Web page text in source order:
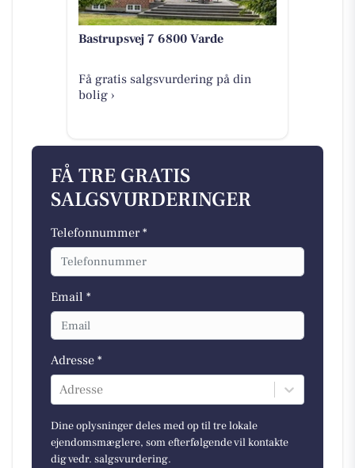
Bastrupsvej 7 6800 Varde
Få gratis salgsvurdering på din
bolig ›
FÅ TRE GRATIS
SALGSVURDERINGER
Telefonnummer *
Email *
Adresse *
Adresse
Dine oplysninger deles med op til tre lokale
ejendomsmæglere, som efterfølgende vil kontakte
dig vedr. salgsvurdering.